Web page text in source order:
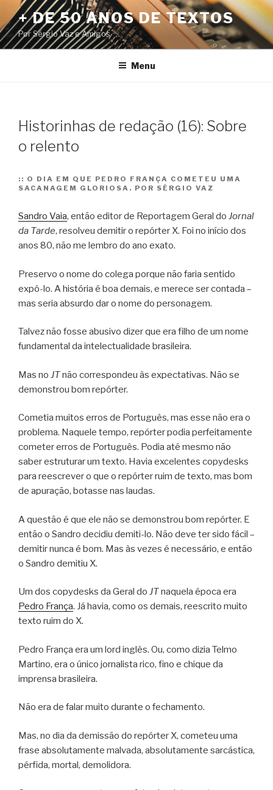
Pular
para
o
conteúdo
+ DE 50 ANOS DE TEXTOS
Por Sérgio Vaz e Amigos
Menu
Historinhas de redação (16): Sobre
o relento
:: O DIA EM QUE PEDRO FRANÇA COMETEU UMA
SACANAGEM GLORIOSA. POR SÉRGIO VAZ
Sandro Vaia, então editor de Reportagem Geral do Jornal
da Tarde, resolveu demitir o repórter X. Foi no início dos
anos 80, não me lembro do ano exato.
Preservo o nome do colega porque não faria sentido
expô-lo. A história é boa demais, e merece ser contada –
mas seria absurdo dar o nome do personagem.
Talvez não fosse abusivo dizer que era filho de um nome
fundamental da intelectualidade brasileira.
Mas no JTnão correspondeu às expectativas. Não se
demonstrou bom repórter.
Cometia muitos erros de Português, mas esse não era o
problema. Naquele tempo, repórter podia perfeitamente
cometer erros de Português. Podia até mesmo não
saber estruturar um texto. Havia excelentes copydesks
para reescrever o que o repórter ruim de texto, mas bom
de apuração, botasse nas laudas.
A questão é que ele não se demonstrou bom repórter. E
então o Sandro decidiu demiti-lo. Não deve ter sido fácil –
demitir nunca é bom. Mas às vezes é necessário, e então
o Sandro demitiu X.
Um dos copydesks da Geral do JTnaquela época era
Pedro França. Já havia, como os demais, reescrito muito
texto ruim do X.
Pedro França era um lord inglês. Ou, como dizia Telmo
Martino, era o único jornalista rico, fino e chique da
imprensa brasileira.
Não era de falar muito durante o fechamento.
Mas, no dia da demissão do repórter X, cometeu uma
frase absolutamente malvada, absolutamente sarcástica,
pérfida, mortal, demolidora.